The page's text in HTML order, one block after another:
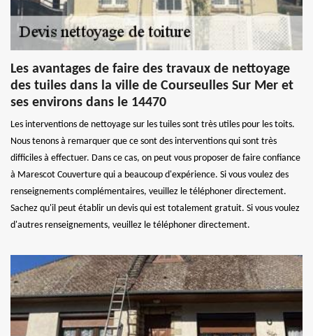
Les avantages de faire des travaux de nettoyage
des tuiles dans la ville de Courseulles Sur Mer et
ses environs dans le 14470
Les interventions de nettoyage sur les tuiles sont très utiles pour les toits.
Nous tenons à remarquer que ce sont des interventions qui sont très
difficiles à effectuer. Dans ce cas, on peut vous proposer de faire confiance
à Marescot Couverture qui a beaucoup d'expérience. Si vous voulez des
renseignements complémentaires, veuillez le téléphoner directement.
Sachez qu'il peut établir un devis qui est totalement gratuit. Si vous voulez
d'autres renseignements, veuillez le téléphoner directement.